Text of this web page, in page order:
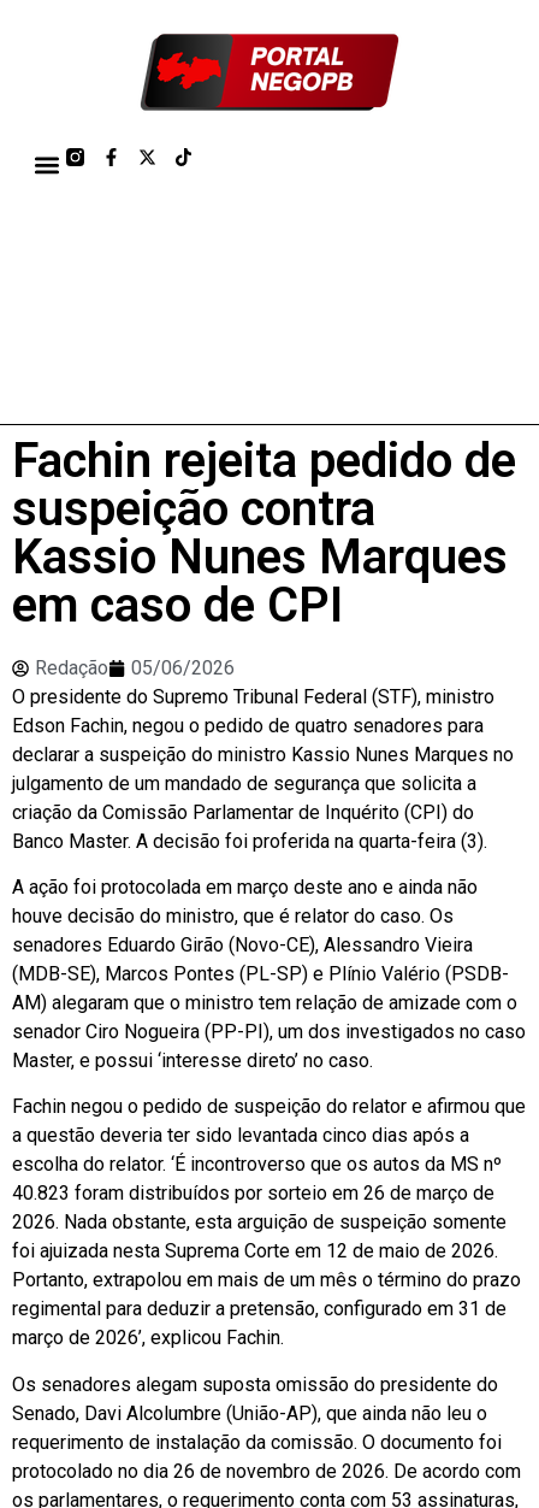
Fachin rejeita pedido de
suspeição contra
Kassio Nunes Marques
em caso de CPI
Redação
05/06/2026
O presidente do Supremo Tribunal Federal (STF), ministro
Edson Fachin, negou o pedido de quatro senadores para
declarar a suspeição do ministro Kassio Nunes Marques no
julgamento de um mandado de segurança que solicita a
criação da Comissão Parlamentar de Inquérito (CPI) do
Banco Master. A decisão foi proferida na quarta-feira (3).
A ação foi protocolada em março deste ano e ainda não
houve decisão do ministro, que é relator do caso. Os
senadores Eduardo Girão (Novo-CE), Alessandro Vieira
(MDB-SE), Marcos Pontes (PL-SP) e Plínio Valério (PSDB-
AM) alegaram que o ministro tem relação de amizade com o
senador Ciro Nogueira (PP-PI), um dos investigados no caso
Master, e possui ‘interesse direto’ no caso.
Fachin negou o pedido de suspeição do relator e afirmou que
a questão deveria ter sido levantada cinco dias após a
escolha do relator. ‘É incontroverso que os autos da MS nº
40.823 foram distribuídos por sorteio em 26 de março de
2026. Nada obstante, esta arguição de suspeição somente
foi ajuizada nesta Suprema Corte em 12 de maio de 2026.
Portanto, extrapolou em mais de um mês o término do prazo
regimental para deduzir a pretensão, configurado em 31 de
março de 2026’, explicou Fachin.
Os senadores alegam suposta omissão do presidente do
Senado, Davi Alcolumbre (União-AP), que ainda não leu o
requerimento de instalação da comissão. O documento foi
protocolado no dia 26 de novembro de 2026. De acordo com
os parlamentares, o requerimento conta com 53 assinaturas,